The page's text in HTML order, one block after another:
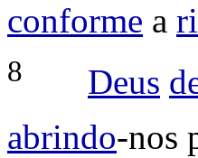
conforme a
8 Deus
abrindo-nos